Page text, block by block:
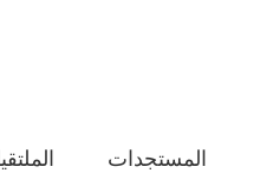
المستجدات